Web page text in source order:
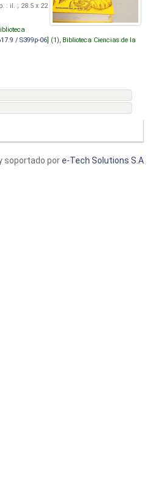
: il. ; 28.5 x 22
/ S399p-06 ] (1), Biblioteca Ciencias de la
soportado pore-Tech Solutions S.A